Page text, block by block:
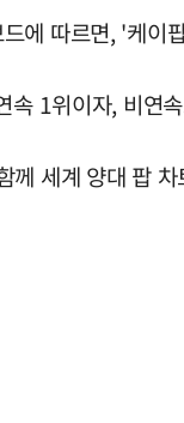
에 따르면, '케
속 1위이자, 비연
께 세계 양대 팝